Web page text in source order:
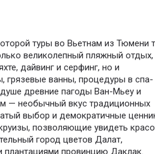
туры во Вьетнам из Тюмени
великолепный пляжный отдых,
дайвинг и серфинг, но и
грязевые ванны, процедуры в спа-
древние пагоды Ван-Мьеу и
— необычный вкус традиционных
выбор и демократичные
позволяющие увидеть
город цветов Далат,
провинцию Даклак.